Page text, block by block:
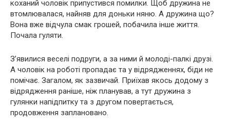
коханий чоловік припустився помилки. Щоб дружина не
втомлювалася, найняв для доньки няню. А дружина що?
Вона вже відчула смак грошей, побачила інше життя.
Почала гуляти.
З’явилися веселі подруги, а за ними й молоді-палкі друзі.
А чоловік на роботі пропадає та у відрядженнях, біди не
помічає. Загалом, як зазвичай. Приїхав якось додому з
відрядження раніше, ніж планував, а тут дружина з
гулянки напідпитку та з другом повертається,
продовження заплановано.